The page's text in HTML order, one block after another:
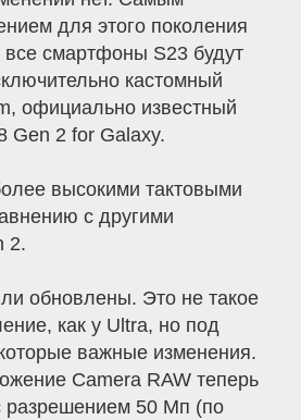
для этого поколения
все смартфоны S23 будут
кастомный
официально известный
Gen 2 for Galaxy.
высокими тактовыми
с другими
2.
обновлены. Это не такое
как у Ultra, но под
важные изменения.
Camera RAW теперь
разрешением 50 Мп (по